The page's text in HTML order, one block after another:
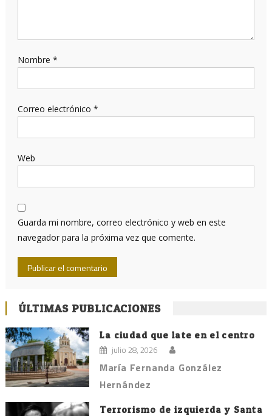
Nombre *
Correo electrónico *
Web
Guarda mi nombre, correo electrónico y web en este
navegador para la próxima vez que comente.
ÚLTIMAS PUBLICACIONES
La ciudad que late en el centro
julio 28, 2026
María Fernanda González
Hernández
Terrorismo de izquierda y Santa